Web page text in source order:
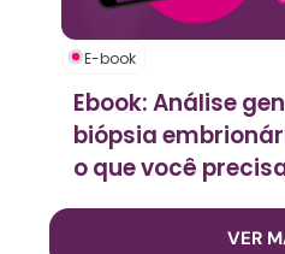
E-book
Ebook: Análise
biópsia
o que você
VER